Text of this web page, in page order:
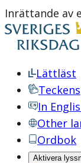
Inrättande av
Lättläst
In
Other
Ordbok
Aktivera